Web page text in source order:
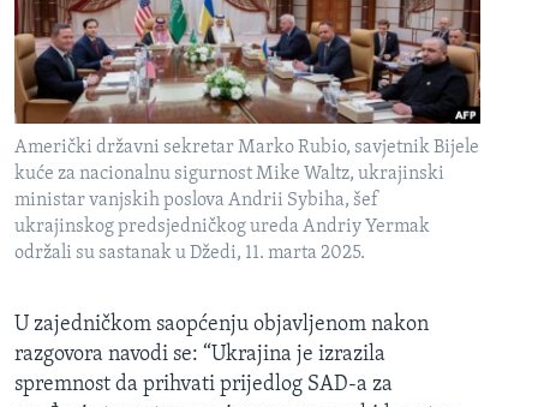
Američki državni sekretar Marko Rubio, savjetnik Bijele
kuće za nacionalnu sigurnost Mike Waltz, ukrajinski
ministar vanjskih poslova Andrii Sybiha, šef
ukrajinskog predsjedničkog ureda Andriy Yermak
održali su sastanak u Džedi, 11. marta 2025.
U zajedničkom saopćenju objavljenom nakon
razgovora navodi se: “Ukrajina je izrazila
spremnost da prihvati prijedlog SAD-a za